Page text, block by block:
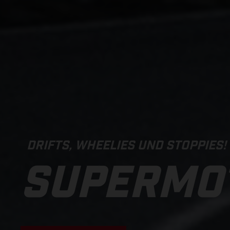
DRIFTS, WHEELIES UND STOPPIES!